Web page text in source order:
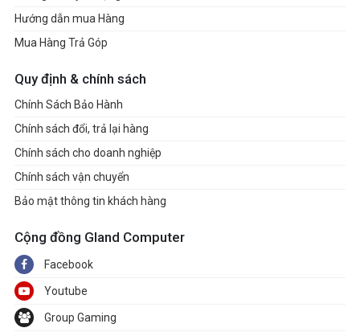
Hướng dẫn mua Hàng
Mua Hàng Trả Góp
Quy định & chính sách
Chính Sách Bảo Hành
Chính sách đổi, trả lại hàng
Chính sách cho doanh nghiệp
Chính sách vận chuyển
Bảo mật thông tin khách hàng
Cộng đồng Gland Computer
Facebook
Youtube
Group Gaming